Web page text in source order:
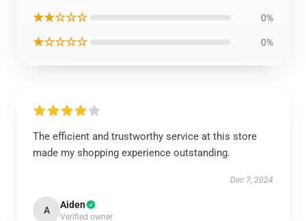
★★☆☆☆ 0%
★☆☆☆☆ 0%
The efficient and trustworthy service at this store
made my shopping experience outstanding.
Dec 7, 2024
A Aiden
Verified owner